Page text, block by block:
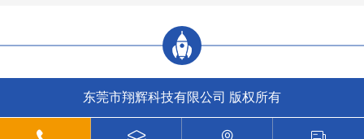
东莞市翔辉科技有限公司 版权所有